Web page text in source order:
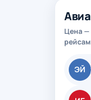
Цена —
ЭЙ